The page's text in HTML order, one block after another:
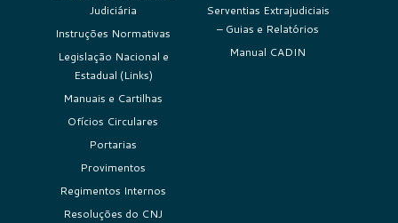
Judiciária
Instruções Normativas
Legislação Nacional e
Estadual (Links)
Manuais e Cartilhas
Ofícios Circulares
Portarias
Provimentos
Regimentos Internos
Resoluções do CNJ
Serventias Extrajudiciais
– Guias e Relatórios
Manual CADIN